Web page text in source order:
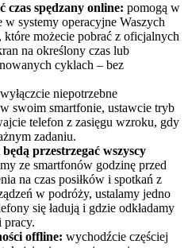
czas spędzany online: pomogą w
systemy operacyjne Waszych
możecie pobrać z oficjalnych
na określony czas lub
cyklach – bez
wyłączcie niepotrzebne
swoim smartfonie, ustawcie tryb
telefon z zasięgu wzroku, gdy
zadaniu.
przestrzegać wszyscy
ze smartfonów godzinę przed
na czas posiłków i spotkań z
w podróży, ustalamy jedno
się ładują i gdzie odkładamy
pracy.
offline: wychodźcie częściej